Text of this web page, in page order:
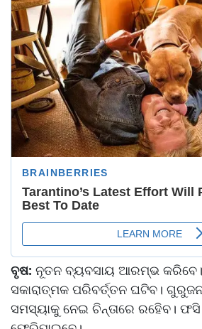
ବୃଷ: ନୂତନ ବ୍ୟବସାୟ ଆରମ୍ଭ
ସକାରାତ୍ମକ ପରିବର୍ତ୍ତନ ଘଟିବ।
ସମସ୍ୟାକୁ ନେଇ ଚିନ୍ତାରେ ରହିେବ।